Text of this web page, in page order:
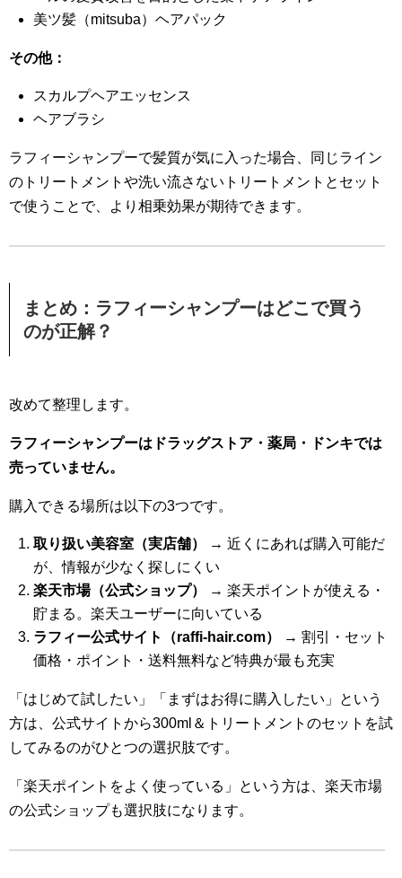
美ツ髪（mitsuba）ヘアパック
その他：
スカルプヘアエッセンス
ヘアブラシ
ラフィーシャンプーで髪質が気に入った場合、同じライン
のトリートメントや洗い流さないトリートメントとセット
で使うことで、より相乗効果が期待できます。
まとめ：ラフィーシャンプーはどこで買う
のが正解？
改めて整理します。
ラフィーシャンプーはドラッグストア・薬局・ドンキでは
売っていません。
購入できる場所は以下の3つです。
取り扱い美容室（実店舗）
→ 近くにあれば購入可能だ
が、情報が少なく探しにくい
楽天市場（公式ショップ）
→ 楽天ポイントが使える・
貯まる。楽天ユーザーに向いている
ラフィー公式サイト（raffi-hair.com）
→ 割引・セット
価格・ポイント・送料無料など特典が最も充実
「はじめて試したい」「まずはお得に購入したい」という
方は、公式サイトから300ml＆トリートメントのセットを試
してみるのがひとつの選択肢です。
「楽天ポイントをよく使っている」という方は、楽天市場
の公式ショップも選択肢になります。